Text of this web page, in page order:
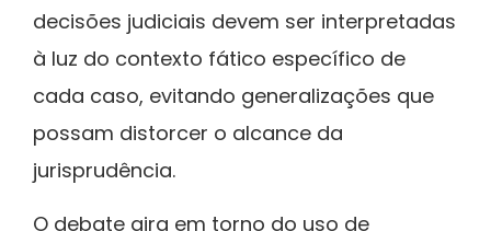
decisões judiciais devem ser interpretadas
à luz do contexto fático específico de
cada caso, evitando generalizações que
possam distorcer o alcance da
jurisprudência.
O debate gira em torno do uso de